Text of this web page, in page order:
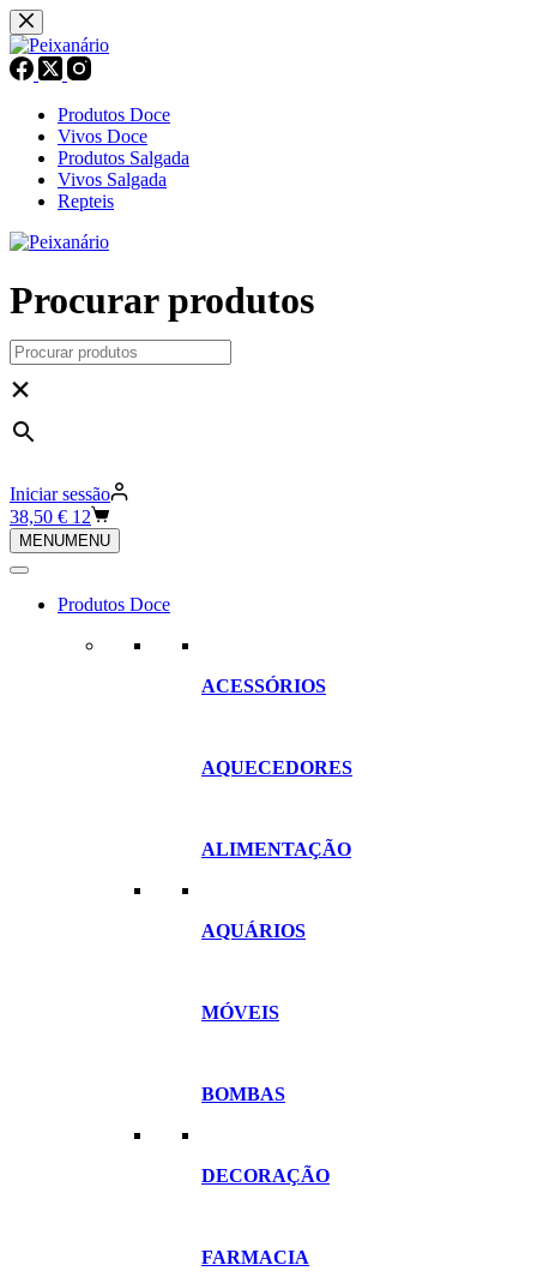
Pular
para
o
conteúdo
Produtos Doce
Vivos Doce
Produtos Salgada
Vivos Salgada
Repteis
Procurar produtos
×
Iniciar sessão
Carrinho
de
compras
38,50 € 12
MENUMENU
Produtos Doce
ACESSÓRIOS
AQUECEDORES
ALIMENTAÇÃO
AQUÁRIOS
MÓVEIS
BOMBAS
DECORAÇÃO
FARMACIA